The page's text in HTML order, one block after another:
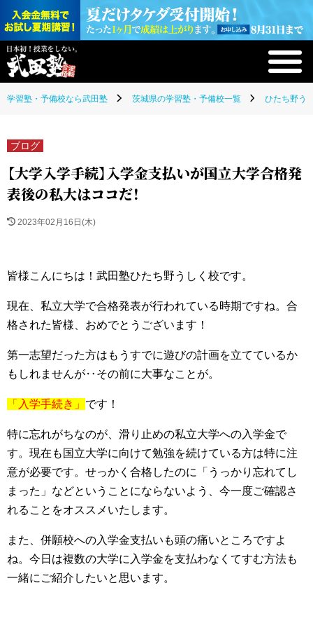
学習塾・予備校なら武田塾 茨城県の学習塾・予備校一覧 ひたち野う
ブログ
【大学入学手続】入学金支払いが国立大学合格発
表後の私大はココだ！
2023年02月16日(木)
皆様こんにちは！武田塾ひたち野うしく校です。
現在、私立大学で合格発表が行われている時期ですね。合
格された皆様、おめでとうございます！
第一志望だった方はもうすでに遊びの計画を立てているか
もしれませんが‥その前に大事なことが。
「入学手続き」 です！
特に忘れがちなのが、滑り止めの私立大学への入学金で
す。現在も国立大学に向けて勉強を続けている方は特に注
意が必要です。せっかく合格したのに「うっかり忘れてし
まった」などということにならないよう、今一度ご確認さ
れることをオススメいたします。
また、併願校への入学金支払いも頭の痛いところですよ
ね。今日は複数の大学に入学金を支払わなくてすむ方法も
一緒にご紹介したいと思います。